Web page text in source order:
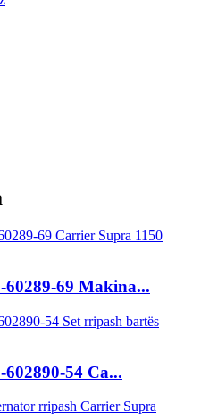
60289-69 Makina...
602890-54 Ca...